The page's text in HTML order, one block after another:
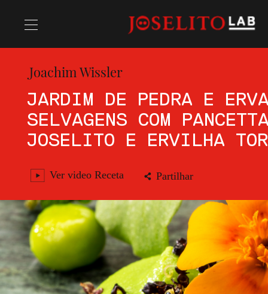
Receitas
Chefs
Joachim Wissler
JARDIM DE PEDRA E
SELVAGENS COM
JOSELITO E ERVILHA
Ver video Receta Partilhar